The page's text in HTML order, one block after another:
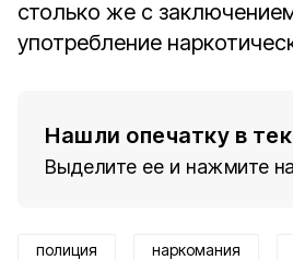
столько же с
употребление
Нашли опечатку в
Выделите ее и нажмите на
полиция наркомания